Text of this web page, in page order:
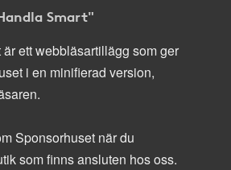
Smart"
ett webbläsartillägg som ger
i en minifierad version,
Sponsorhuset när du
som finns ansluten hos oss.